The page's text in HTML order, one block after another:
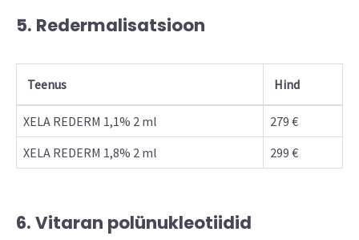
5. Redermalisatsioon
Teenus Hind
XELA REDERM 1,1% 2 ml
279 €
XELA REDERM 1,8% 2 ml
299 €
6. Vitaran polünukleotiidid